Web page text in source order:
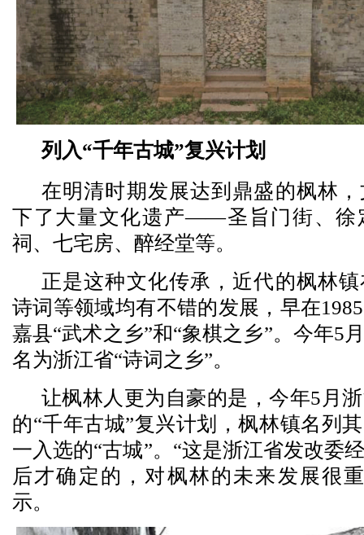
列入“千年古城”复兴计划
在明清时期发展达到鼎盛的枫林
下了大量文化遗产——圣旨门街、徐
祠、七宅房、醉经堂等。
正是这种文化传承，近代的枫林
诗词等领域均有不错的发展，早在
嘉县“武术之乡”和“象棋之乡”。今年5
名为浙江省“诗词之乡”。
让枫林人更为自豪的是，今年5月
的“千年古城”复兴计划，枫林镇名列
一入选的“古城”。“这是浙江省发改委
后才确定的，对枫林的未来发展很
示。